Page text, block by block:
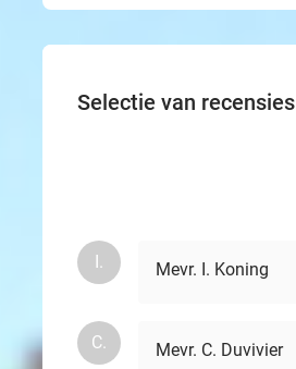
Selectie van recensies
I. Mevr. I. Koning
C. Mevr. C. Duvivier